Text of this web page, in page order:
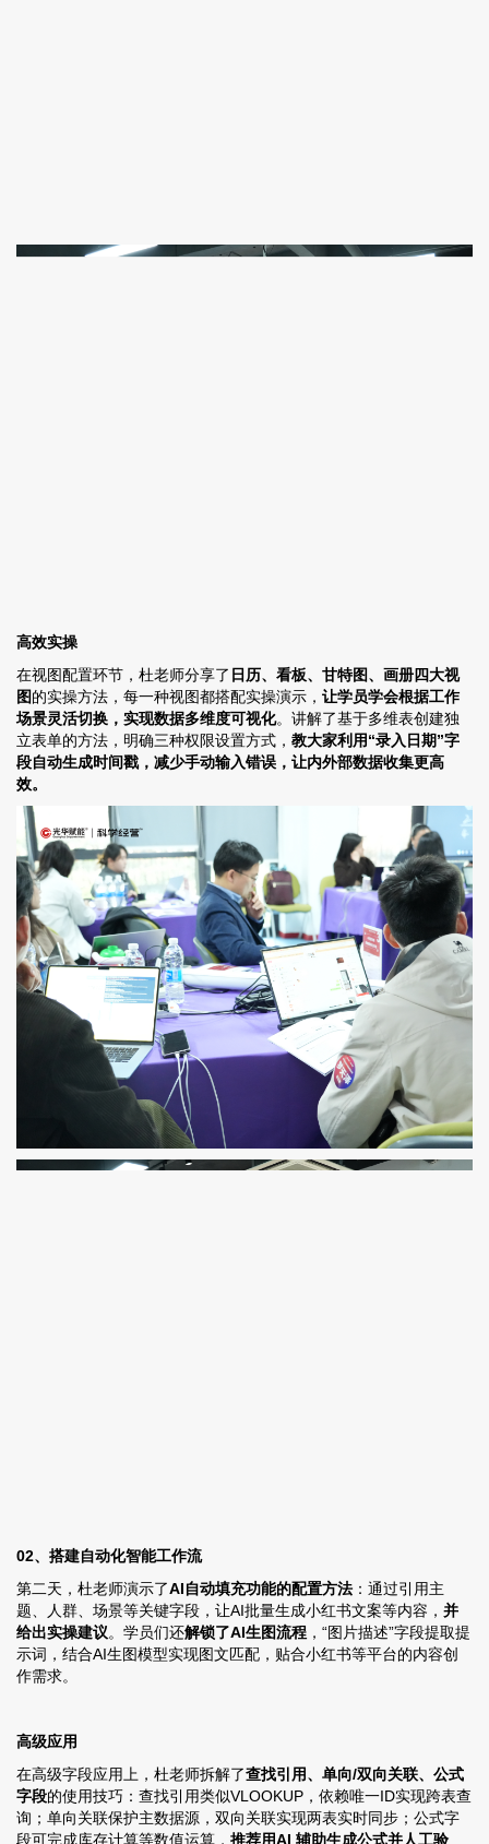
高效实操
在视图配置环节，杜老师分享了 日历、看板、 甘特图、画册四大视
图的实操方法，每一种视图都搭配实操演示， 让学员学会根据工作
场景灵活切换，实现数据多维度可视化。讲解了基于多维表创建独
立表单的方法，明确三种权限设置方式， 教大家利用“录入日期”字
段自动生成时间戳，减少手动输入错误，让内外部数据收集更高
效。
02、搭建自动化智能工作流
第二天，杜老师演示了AI自动填充功能的配置方法 ：通过引用主
题、人群、场景等关键字段，让AI批量生成小红书文案等内容， 并
给出实操建议。学员们还解锁了AI生图流程 ，“图片描述”字段提取提
示词，结合AI生图模型实现图文匹配，贴合小红书等平台的内容创
作需求。
高级应用
在高级字段应用上，杜老师拆解了查找引用、单向/双向关联、公式
字段的使用技巧：查找引用类似VLOOKUP ，依赖唯一ID实现跨表查
询；单向关联保护主数据源，双向关联实现两表实时同步；公式字
段可完成库存计算等数值运算， 推荐用AI 辅助生成公式并人工验